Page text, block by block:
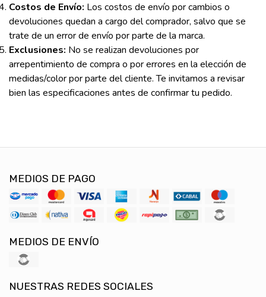
Costos de Envío: Los costos de envío por cambios o
devoluciones quedan a cargo del comprador, salvo que se
trate de un error de envío por parte de la marca.
Exclusiones: No se realizan devoluciones por
arrepentimiento de compra o por errores en la elección de
medidas/color por parte del cliente. Te invitamos a revisar
bien las especificaciones antes de confirmar tu pedido.
MEDIOS DE PAGO
MEDIOS DE ENVÍO
NUESTRAS REDES SOCIALES